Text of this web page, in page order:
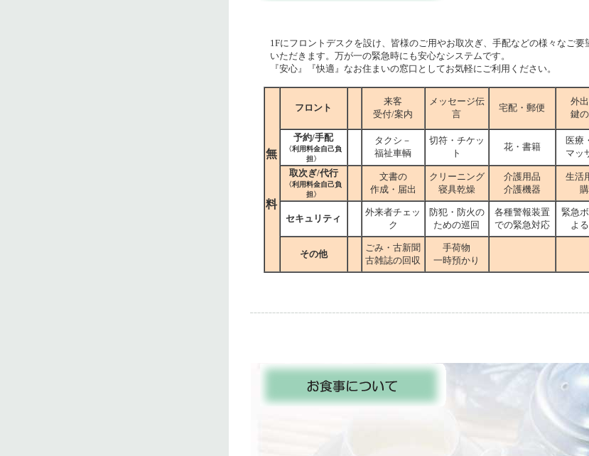
1Fにフロントデスクを設け、皆様のご用やお取次ぎ、手配などの様々なご要
いただきます。万が一の緊急時にも安心なシステムです。
『安心』『快適』なお住まいの窓口としてお気軽にご利用ください。
無
料
フロント
来客
受付/案内
メッセージ伝
言
宅配・郵便
外
鍵
予約/手配
〈利用料金自己負
担〉
タクシ－
福祉車輌
切符・チケッ
ト
花・書籍
医療
マッ
取次ぎ/代行
〈利用料金自己負
担〉
文書の
作成・届出
クリーニング
寝具乾燥
介護用品
介護機器
生活
セキュリティ
外来者チェッ
ク
防犯・防火の
ための巡回
各種警報装置
での緊急対応
緊急
よ
その他
ごみ・古新聞
古雑誌の回収
手荷物
一時預かり